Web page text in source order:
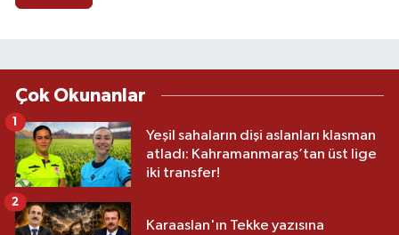
Çok Okunanlar
Yeşil sahaların dişi aslanları klasman
atladı: Kahramanmaraş’tan üst lige
iki transfer!
1
Karaaslan'ın Tekke yazısına
2